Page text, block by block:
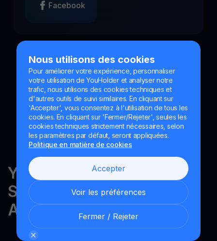
Nous utilisons des cookies
Pour améliorer votre expérience, personnaliser
votre utilisation de YouHolder et analyser notre
trafic, nous utilisons des cookies techniques et
d'autres outils de suivi similaires. En cliquant sur
'Accepter', vous consentez à l'utilisation de tous les
cookies. En cliquant sur 'Fermer/Rejeter', seules les
cookies techniques strictement nécessaires, selon
les paramètres par défaut, seront appliquées.
Politique en matière de cookies
Accepter
Voir les préférences
Fermer / Rejeter
Facebook
YouHodler est réglementé en
Suisse, dans l'UE et en
Argentine.